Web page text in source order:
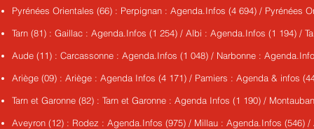
Pyrénées Orientales (66) : Perpignan : Agenda.Infos (4 694) / Pyrénées
Tarn (81) : Gaillac : Agenda.Infos (1 254) / Albi : Agenda.Infos (1 194) /
Aude (11) : Carcassonne : Agenda.Infos (1 048) / Narbonne :
Ariège (09) : Ariège : Agenda Infos (4 171) / Pamiers : Agenda & infos
Tarn et Garonne (82) : Tarn et Garonne : Agenda Infos (1 190) /
Aveyron (12) : Rodez : Agenda.Infos (975) / Millau : Agenda.Infos (546)